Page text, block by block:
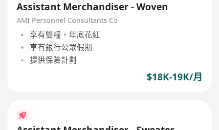
Assistant Merchandiser - Woven
AMI Personnel Consultants Co
享有雙糧，年底花紅
享有銀行公眾假期
提供保險計劃
$18K-19K/月